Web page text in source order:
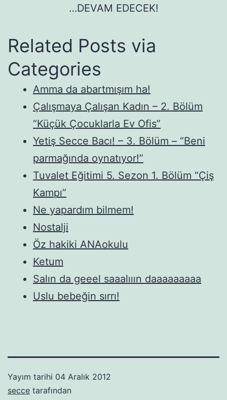
…DEVAM EDECEK!
Related Posts via
Categories
Amma da abartmışım ha!
Çalışmaya Çalışan Kadın – 2. Bölüm
“Küçük Çocuklarla Ev Ofis”
Yetiş Secce Bacı! – 3. Bölüm – “Beni
parmağında oynatıyor!”
Tuvalet Eğitimi 5. Sezon 1. Bölüm “Çiş
Kampı”
Ne yapardım bilmem!
Nostalji
Öz hakiki ANAokulu
Ketum
Salın da geeel saaalııın daaaaaaaaa
Uslu bebeğin sırrı!
Yayım tarihi 04 Aralık 2012
secce tarafından